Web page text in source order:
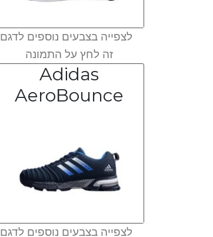
לצפייה בצבעים נוספים לדגם
זה לחץ על התמונה
Adidas
AeroBounce
לצפייה בצבעים נוספים לדגם